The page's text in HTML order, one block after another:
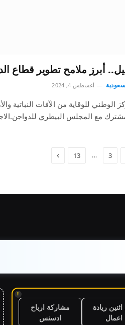
أبرز ملامح تطوير قطاع
أغسطس 4, 2024
الوطني للوقاية من الآفات النباتية
مع المجلس البيطري
3
…
13
!
ريادة
اعمال
مشاركة ارباح
ادسنس